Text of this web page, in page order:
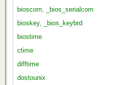
bioscom, _bios_serialcom
bioskey, _bios_keybrd
biostime
ctime
difftime
dostounix